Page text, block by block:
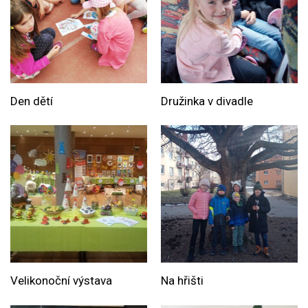
Den dětí Družinka v divadle
Velikonoční výstava Na hřišti